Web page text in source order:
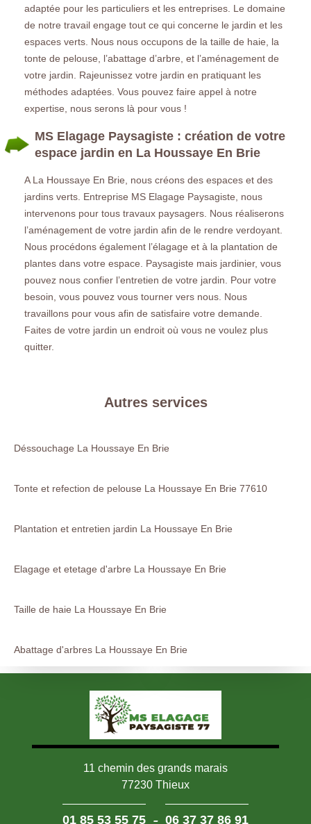
adaptée pour les particuliers et les entreprises. Le domaine
de notre travail engage tout ce qui concerne le jardin et les
espaces verts. Nous nous occupons de la taille de haie, la
tonte de pelouse, l’abattage d’arbre, et l’aménagement de
votre jardin. Rajeunissez votre jardin en pratiquant les
méthodes adaptées. Vous pouvez faire appel à notre
expertise, nous serons là pour vous !
MS Elagage Paysagiste : création de votre
espace jardin en La Houssaye En Brie
A La Houssaye En Brie, nous créons des espaces et des
jardins verts. Entreprise MS Elagage Paysagiste, nous
intervenons pour tous travaux paysagers. Nous réaliserons
l’aménagement de votre jardin afin de le rendre verdoyant.
Nous procédons également l’élagage et à la plantation de
plantes dans votre espace. Paysagiste mais jardinier, vous
pouvez nous confier l’entretien de votre jardin. Pour votre
besoin, vous pouvez vous tourner vers nous. Nous
travaillons pour vous afin de satisfaire votre demande.
Faites de votre jardin un endroit où vous ne voulez plus
quitter.
Autres services
Déssouchage La Houssaye En Brie
Tonte et refection de pelouse La Houssaye En Brie 77610
Plantation et entretien jardin La Houssaye En Brie
Elagage et etetage d'arbre La Houssaye En Brie
Taille de haie La Houssaye En Brie
Abattage d'arbres La Houssaye En Brie
11 chemin des grands marais
77230 Thieux
01 85 53 55 75 - 06 37 37 86 91